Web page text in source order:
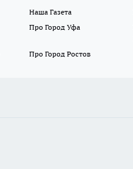
Наша Газета
Про Город Уфа
Про Город Ростов